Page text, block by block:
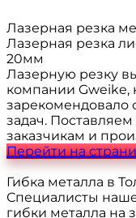
Лазерная резка
Лазерная резка
20мм
Лазерную резку
компании Gweike,
задач.
заказчикам и
Перейти на
Гибка металла в
Специалисты
гибки металла на